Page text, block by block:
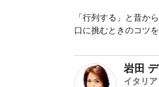
「行列する」と昔か
口に挑むときのコツを
岩田
イタリ